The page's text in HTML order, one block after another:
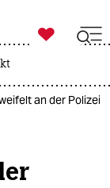

taz zahl ich
an der Polizei